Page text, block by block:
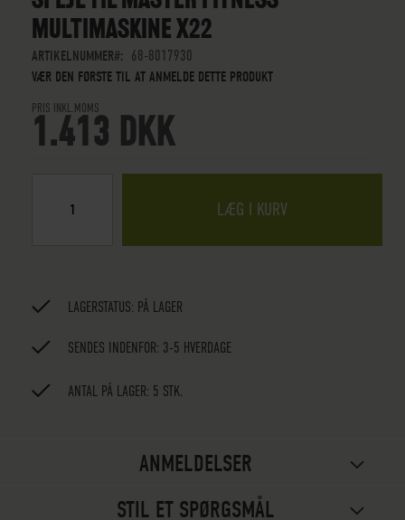
BILLEDGALLERIET
MULTIMASKINE X22
ARTIKELNUMMER
68-8017930
VÆR DEN FØRSTE TIL AT ANMELDE DETTE PRODUKT
PRIS INKL.MOMS
1.413 DKK
LÆG I KURV
LAGERSTATUS: PÅ LAGER
SENDES INDENFOR: 3-5 HVERDAGE
ANTAL PÅ LAGER: 5 STK.
ANMELDELSER
STIL ET SPØRGSMÅL